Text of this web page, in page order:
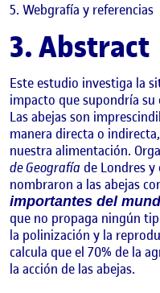
Webgrafía y referencias
3. Abstract
Este estudio investiga la
impacto que supondría
Las abejas son
manera directa o
nuestra alimentación.
de Geografía de Londres y
nombraron a las abejas
importantes del
que no propaga ningún
la polinización y la
calcula que el 70% de la
la acción de las abejas.